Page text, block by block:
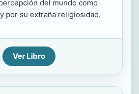
del mundo como
por su extraña religiosidad.
Ver Libro